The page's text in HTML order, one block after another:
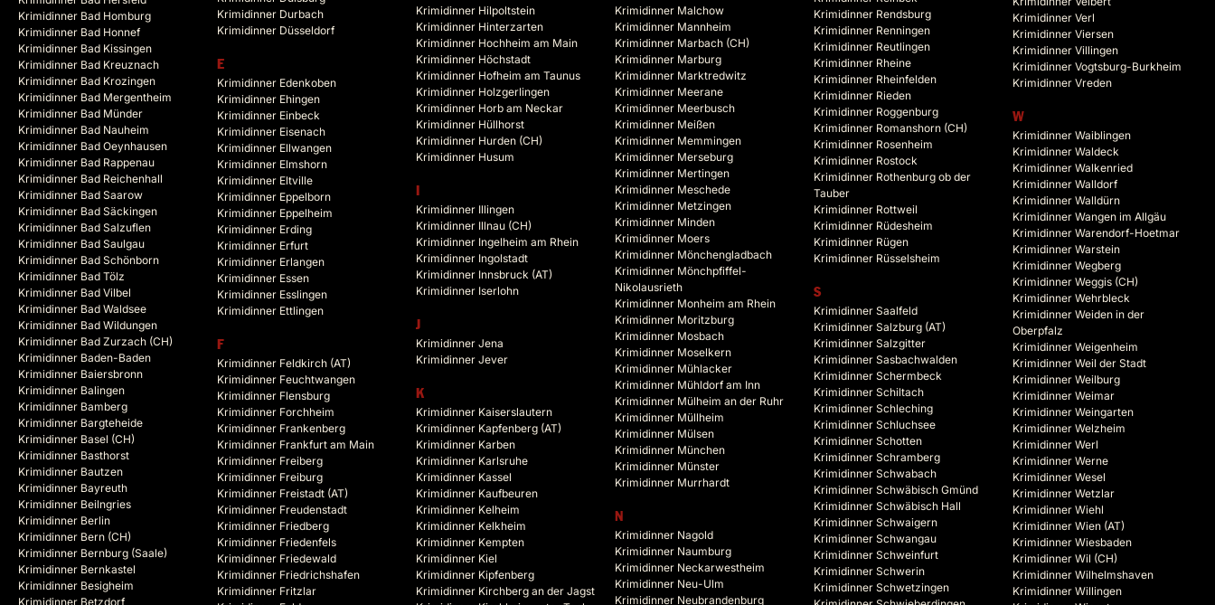
Krimidinner Bad Homburg
Krimidinner Bad Honnef
Krimidinner Bad Kissingen
Krimidinner Bad Kreuznach
Krimidinner Bad Krozingen
Krimidinner Bad Mergentheim
Krimidinner Bad Münder
Krimidinner Bad Nauheim
Krimidinner Bad Oeynhausen
Krimidinner Bad Rappenau
Krimidinner Bad Reichenhall
Krimidinner Bad Saarow
Krimidinner Bad Säckingen
Krimidinner Bad Salzuflen
Krimidinner Bad Saulgau
Krimidinner Bad Schönborn
Krimidinner Bad Tölz
Krimidinner Bad Vilbel
Krimidinner Bad Waldsee
Krimidinner Bad Wildungen
Krimidinner Bad Zurzach (CH)
Krimidinner Baden-Baden
Krimidinner Baiersbronn
Krimidinner Balingen
Krimidinner Bamberg
Krimidinner Bargteheide
Krimidinner Basel (CH)
Krimidinner Basthorst
Krimidinner Bautzen
Krimidinner Bayreuth
Krimidinner Beilngries
Krimidinner Berlin
Krimidinner Bern (CH)
Krimidinner Bernburg (Saale)
Krimidinner Bernkastel
Krimidinner Besigheim
Krimidinner Betzdorf
Krimidinner Durbach
Krimidinner Düsseldorf
E
Krimidinner Edenkoben
Krimidinner Ehingen
Krimidinner Einbeck
Krimidinner Eisenach
Krimidinner Ellwangen
Krimidinner Elmshorn
Krimidinner Eltville
Krimidinner Eppelborn
Krimidinner Eppelheim
Krimidinner Erding
Krimidinner Erfurt
Krimidinner Erlangen
Krimidinner Essen
Krimidinner Esslingen
Krimidinner Ettlingen
F
Krimidinner Feldkirch (AT)
Krimidinner Feuchtwangen
Krimidinner Flensburg
Krimidinner Forchheim
Krimidinner Frankenberg
Krimidinner Frankfurt am Main
Krimidinner Freiberg
Krimidinner Freiburg
Krimidinner Freistadt (AT)
Krimidinner Freudenstadt
Krimidinner Friedberg
Krimidinner Friedenfels
Krimidinner Friedewald
Krimidinner Friedrichshafen
Krimidinner Fritzlar
Krimidinner Hilpoltstein
Krimidinner Hinterzarten
Krimidinner Hochheim am Main
Krimidinner Höchstadt
Krimidinner Hofheim am Taunus
Krimidinner Holzgerlingen
Krimidinner Horb am Neckar
Krimidinner Hüllhorst
Krimidinner Hurden (CH)
Krimidinner Husum
Krimidinner Illingen
Krimidinner Illnau (CH)
Krimidinner Ingelheim am Rhein
Krimidinner Ingolstadt
Krimidinner Innsbruck (AT)
Krimidinner Iserlohn
J
Krimidinner Jena
Krimidinner Jever
K
Krimidinner Kaiserslautern
Krimidinner Kapfenberg (AT)
Krimidinner Karben
Krimidinner Karlsruhe
Krimidinner Kassel
Krimidinner Kaufbeuren
Krimidinner Kelheim
Krimidinner Kelkheim
Krimidinner Kempten
Krimidinner Kiel
Krimidinner Kipfenberg
Krimidinner Kirchberg an der Jagst
Krimidinner Malchow
Krimidinner Mannheim
Krimidinner Marbach (CH)
Krimidinner Marburg
Krimidinner Marktredwitz
Krimidinner Meerane
Krimidinner Meerbusch
Krimidinner Meißen
Krimidinner Memmingen
Krimidinner Merseburg
Krimidinner Mertingen
Krimidinner Meschede
Krimidinner Metzingen
Krimidinner Minden
Krimidinner Moers
Krimidinner Mönchengladbach
Krimidinner Mönchpfiffel-
Nikolausrieth
Krimidinner Monheim am Rhein
Krimidinner Moritzburg
Krimidinner Mosbach
Krimidinner Moselkern
Krimidinner Mühlacker
Krimidinner Mühldorf am Inn
Krimidinner Mülheim an der Ruhr
Krimidinner Müllheim
Krimidinner Mülsen
Krimidinner München
Krimidinner Münster
Krimidinner Murrhardt
N
Krimidinner Nagold
Krimidinner Naumburg
Krimidinner Neckarwestheim
Krimidinner Neu-Ulm
Krimidinner Neubrandenburg
Krimidinner Rendsburg
Krimidinner Renningen
Krimidinner Reutlingen
Krimidinner Rheine
Krimidinner Rheinfelden
Krimidinner Rieden
Krimidinner Roggenburg
Krimidinner Romanshorn (CH)
Krimidinner Rosenheim
Krimidinner Rostock
Krimidinner Rothenburg ob der
Tauber
Krimidinner Rottweil
Krimidinner Rüdesheim
Krimidinner Rügen
Krimidinner Rüsselsheim
S
Krimidinner Saalfeld
Krimidinner Salzburg (AT)
Krimidinner Salzgitter
Krimidinner Sasbachwalden
Krimidinner Schermbeck
Krimidinner Schiltach
Krimidinner Schleching
Krimidinner Schluchsee
Krimidinner Schotten
Krimidinner Schramberg
Krimidinner Schwabach
Krimidinner Schwäbisch Gmünd
Krimidinner Schwäbisch Hall
Krimidinner Schwaigern
Krimidinner Schwangau
Krimidinner Schweinfurt
Krimidinner Schwerin
Krimidinner Schwetzingen
Krimidinner Verl
Krimidinner Viersen
Krimidinner Villingen
Krimidinner Vogtsburg-Burkheim
Krimidinner Vreden
W
Krimidinner Waiblingen
Krimidinner Waldeck
Krimidinner Walkenried
Krimidinner Walldorf
Krimidinner Walldürn
Krimidinner Wangen im Allgäu
Krimidinner Warendorf-Hoetmar
Krimidinner Warstein
Krimidinner Wegberg
Krimidinner Weggis (CH)
Krimidinner Wehrbleck
Krimidinner Weiden in der
Oberpfalz
Krimidinner Weigenheim
Krimidinner Weil der Stadt
Krimidinner Weilburg
Krimidinner Weimar
Krimidinner Weingarten
Krimidinner Welzheim
Krimidinner Werl
Krimidinner Werne
Krimidinner Wesel
Krimidinner Wetzlar
Krimidinner Wiehl
Krimidinner Wien (AT)
Krimidinner Wiesbaden
Krimidinner Wil (CH)
Krimidinner Wilhelmshaven
Krimidinner Willingen